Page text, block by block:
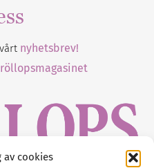
av cookies
nyhetsbrev!